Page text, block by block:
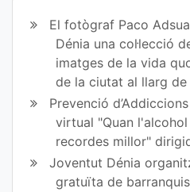
ir
en
Fa
ce
bo
ok
ir
en
Tw
itt
er
El fotògraf Paco
Dénia una col·lecció
imatges de la vida
de la ciutat al llarg
Prevenció
virtual "Quan
recordes millor"
Joventut Dénia
gratuïta de